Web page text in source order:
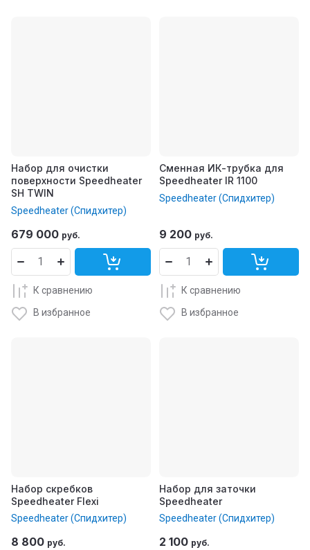
Набор для очистки
поверхности Speedheater
SH TWIN
Speedheater (Спидхитер)
679 000 руб.
К сравнению
В избранное
Сменная ИК-трубка для
Speedheater IR 1100
Speedheater (Спидхитер)
9 200 руб.
К сравнению
В избранное
Набор скребков
Speedheater Flexi
Speedheater (Спидхитер)
8 800 руб.
Набор для заточки
Speedheater
Speedheater (Спидхитер)
2 100 руб.